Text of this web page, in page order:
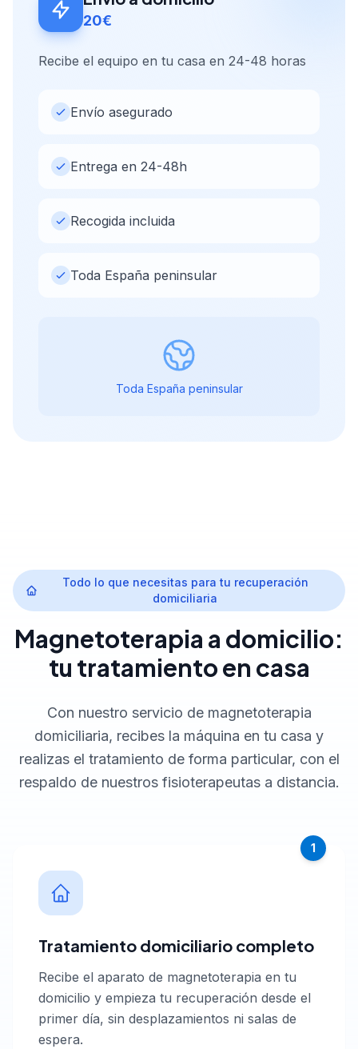
20€
Recibe el equipo en tu casa en 24-48 horas
Envío asegurado
Entrega en 24-48h
Recogida incluida
Toda España peninsular
Toda España peninsular
Todo lo que necesitas para tu recuperación
domiciliaria
Magnetoterapia a domicilio:
tu tratamiento en casa
Con nuestro servicio de magnetoterapia
domiciliaria, recibes la máquina en tu casa y
realizas el tratamiento de forma particular, con el
respaldo de nuestros fisioterapeutas a distancia.
1
Tratamiento domiciliario completo
Recibe el aparato de magnetoterapia en tu
domicilio y empieza tu recuperación desde el
primer día, sin desplazamientos ni salas de
espera.